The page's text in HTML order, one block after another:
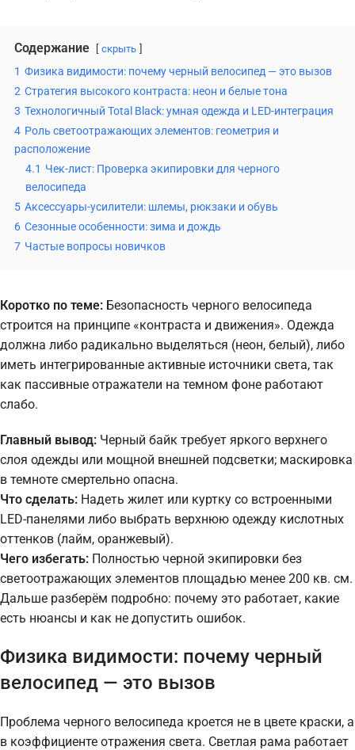
Содержание скрыть
1 Физика видимости: почему черный велосипед — это вызов
2 Стратегия высокого контраста: неон и белые тона
3 Технологичный Total Black: умная одежда и LED-интеграция
4 Роль светоотражающих элементов: геометрия и
расположение
4.1 Чек-лист: Проверка экипировки для черного
велосипеда
5 Аксессуары-усилители: шлемы, рюкзаки и обувь
6 Сезонные особенности: зима и дождь
7 Частые вопросы новичков
Коротко по теме: Безопасность черного велосипеда
строится на принципе «контраста и движения». Одежда
должна либо радикально выделяться (неон, белый), либо
иметь интегрированные активные источники света, так
как пассивные отражатели на темном фоне работают
слабо.
Главный вывод: Черный байк требует яркого верхнего
слоя одежды или мощной внешней подсветки; маскировка
в темноте смертельно опасна.
Что сделать: Надеть жилет или куртку со встроенными
LED-панелями либо выбрать верхнюю одежду кислотных
оттенков (лайм, оранжевый).
Чего избегать: Полностью черной экипировки без
светоотражающих элементов площадью менее 200 кв. см.
Дальше разберём подробно: почему это работает, какие
есть нюансы и как не допустить ошибок.
Физика видимости: почему черный
велосипед — это вызов
Проблема черного велосипеда кроется не в цвете краски, а
в коэффициенте отражения света. Светлая рама работает